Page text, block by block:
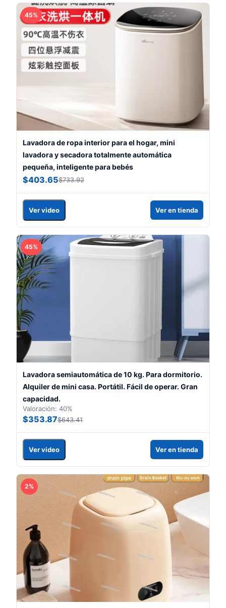
45%
Lavadora de ropa interior para el hogar, mini
lavadora y secadora totalmente automática
pequeña, inteligente para bebés
$403.65$733.92
Ver video Ver en tienda
45%
Lavadora semiautomática de 10 kg. Para dormitorio.
Alquiler de mini casa. Portátil. Fácil de operar. Gran
capacidad.
Valoración: 40%
$353.87$643.41
Ver video Ver en tienda
2%